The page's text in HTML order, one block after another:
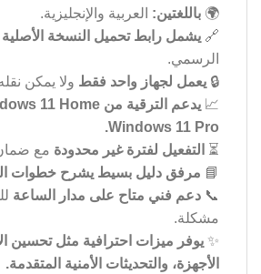
🌍 باللغتين: العربية والإنجليزية.
🔗 يشمل رابط تحميل النسخة الأصلية
الرسمي.
🔒 يعمل لجهاز واحد فقط ولا يمكن
📈
Windows 11 Pro.
⏳
التفعيل لفترة غير محدودة مع
📘 مرفق دليل بسيط يشرح خطوات
📞 دعم فني متاح على مدار الساعة
مشكلة.
✨ يوفر ميزات احترافية مثل تحسين
الأجهزة، والتحديثات الأمنية المتقدمة.